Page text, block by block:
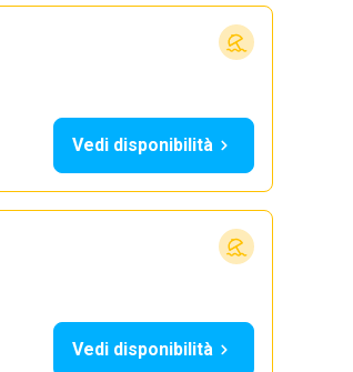
Vedi disponibilità
Vedi disponibilità